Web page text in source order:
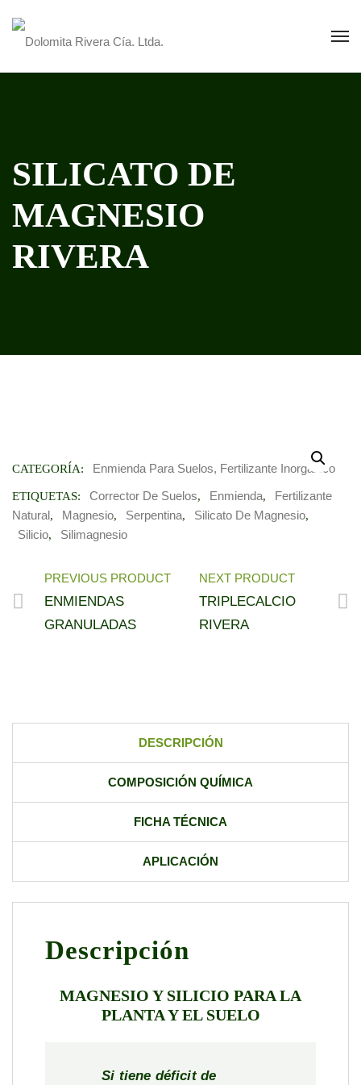
SILICATO DE
MAGNESIO
RIVERA
CATEGORÍA: Enmienda Para Suelos, Fertilizante Inorgánico
ETIQUETAS: Corrector De Suelos, Enmienda,
Fertilizante
Natural, Magnesio, Serpentina, Silicato De Magnesio,
Silicio, Silimagnesio
PREVIOUS PRODUCT
ENMIENDAS
GRANULADAS
NEXT PRODUCT
TRIPLECALCIO
RIVERA
DESCRIPCIÓN
COMPOSICIÓN QUÍMICA
FICHA TÉCNICA
APLICACIÓN
Descripción
MAGNESIO Y SILICIO PARA LA
PLANTA Y EL SUELO
Si tiene déficit de